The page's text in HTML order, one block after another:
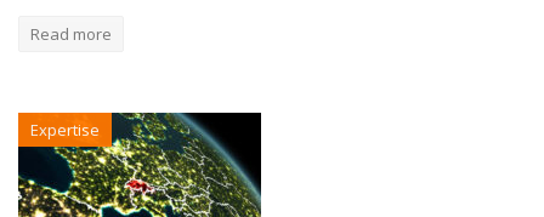
Read more
Expertise